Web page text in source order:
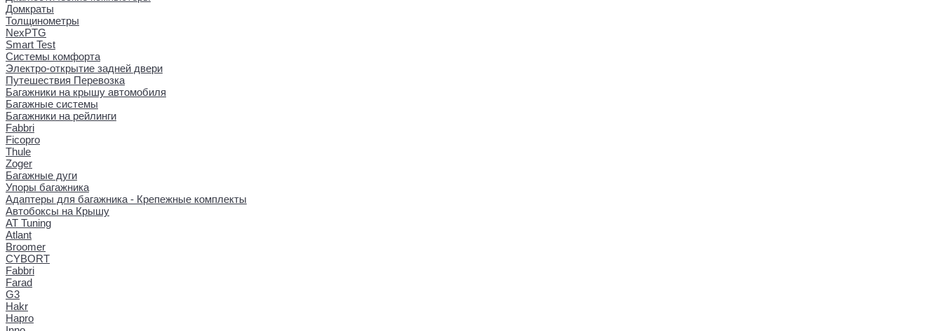
Домкраты
Толщинометры
NexPTG
Smart Test
Системы комфорта
Электро-открытие задней двери
Путешествия Перевозка
Багажники на крышу автомобиля
Багажные системы
Багажники на рейлинги
Fabbri
Ficopro
Thule
Zoger
Багажные дуги
Упоры багажника
Адаптеры для багажника - Крепежные комплекты
Автобоксы на Крышу
AT Tuning
Atlant
Broomer
CYBORT
Fabbri
Farad
G3
Hakr
Hapro